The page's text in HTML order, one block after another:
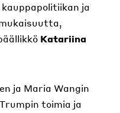
ja
Katariina
ja Maria Wangin
toimia ja